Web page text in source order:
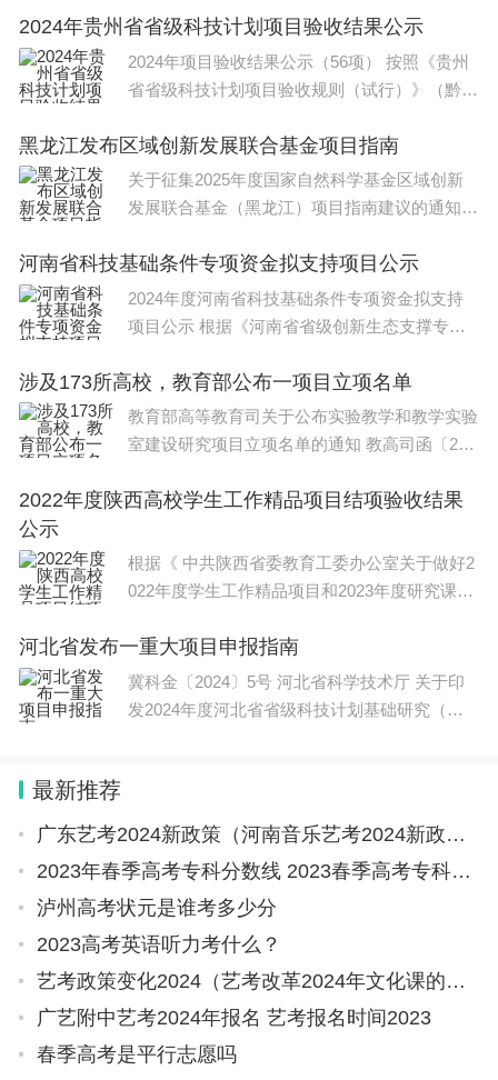
2024年贵州省省级科技计划项目验收结果公示
2024年项目验收结果公示（56项） 按照《贵州
省省级科技计划项目验收规则（试行）》（黔科
黑龙江发布区域创新发展联合基金项目指南
关于征集2025年度国家自然科学基金区域创新
发展联合基金（黑龙江）项目指南建议的通知
河南省科技基础条件专项资金拟支持项目公示
2024年度河南省科技基础条件专项资金拟支持
项目公示 根据《河南省省级创新生态支撑专项
涉及173所高校，教育部公布一项目立项名单
教育部高等教育司关于公布实验教学和教学实验
室建设研究项目立项名单的通知 教高司函〔202
2022年度陕西高校学生工作精品项目结项验收结果
公示
根据《 中共陕西省委教育工委办公室关于做好2
022年度学生工作精品项目和2023年度研究课题
河北省发布一重大项目申报指南
冀科金〔2024〕5号 河北省科学技术厅 关于印
发2024年度河北省省级科技计划基础研究（自
最新推荐
广东艺考2024新政策（河南音乐艺考2024新政策）
2023年春季高考专科分数线 2023春季高考专科录取分数线
泸州高考状元是谁考多少分
2023高考英语听力考什么？
艺考政策变化2024（艺考改革2024年文化课的要求）
广艺附中艺考2024年报名 艺考报名时间2023
春季高考是平行志愿吗